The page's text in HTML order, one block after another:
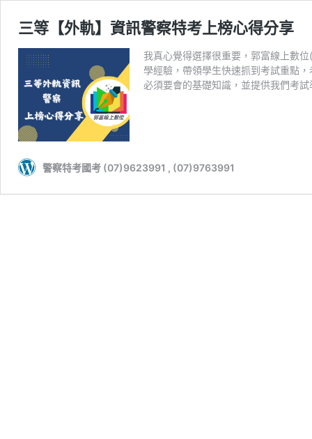
三等【外軌】資訊警察特考上榜心得分享
我真心覺得選擇很重要，郭富線上數
學經驗，帶領學生快速抓到考試重點
必須要會的基礎知識，並提供我們考
警察特考國考 (07)9623991 , (07)9763991